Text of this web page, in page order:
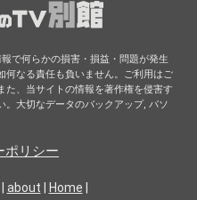
で何らかの損害・損益・問題が発生
何なる責任も負いません。ご利用はご
た、当サイトの情報を著作権を侵害す
。大切なデータのバックアップ, パソ
ポリシー
| about | Home |